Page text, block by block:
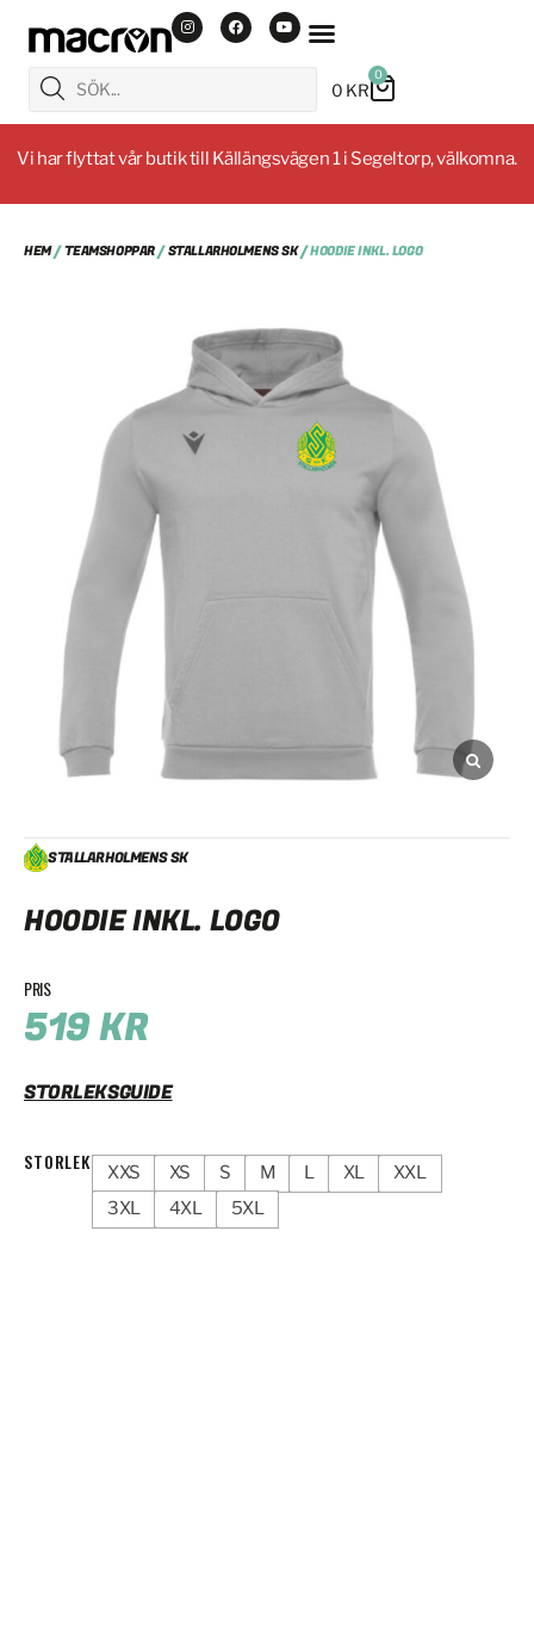
0 KR
0
Vi har flyttat vår butik till Källängsvägen 1 i Segeltorp, välkomna.
HEM/TEAMSHOPPAR/STALLARHOLMENS SK/ HOODIE INKL. LOGO
STALLARHOLMENS SK
HOODIE INKL. LOGO
519KR
STORLEKSGUIDE
STORLEK XXS XS S M L XL
XXL
3XL
4XL 5XL